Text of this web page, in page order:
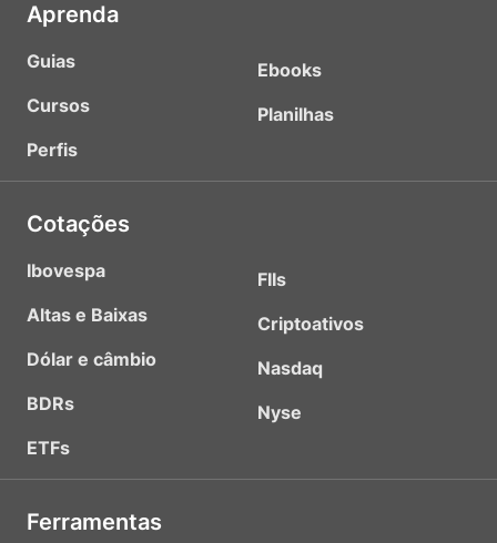
Aprenda
Guias
Cursos
Perfis
Ebooks
Planilhas
Cotações
Ibovespa
Altas e Baixas
Dólar e câmbio
BDRs
ETFs
FIIs
Criptoativos
Nasdaq
Nyse
Ferramentas